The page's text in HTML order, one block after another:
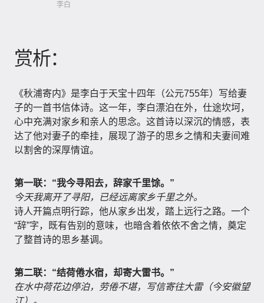
李白
赏析：
《秋浦寄内》是李白于天宝十四年（公元755年）写给妻
子的一首书信体诗。这一年，李白漂泊在外，仕途坎坷，
心中充满对家乡和亲人的思念。这首诗以深沉的情感，表
达了他对妻子的牵挂，展现了游子的思乡之情和夫妻间难
以割舍的深厚情谊。
第一联：“我今寻阳去，辞家千里馀。”
今天我离开了寻阳，已经远离家乡千里之外。
诗人开篇点明行踪，他从家乡出发，踏上远行之路。一个
“辞”字，既有告别的意味，也暗含着依依不舍之情，奠定
了整首诗的思乡基调。
第二联：“结荷倦水宿，却寄大雷书。”
在水中荷花边停泊，劳倦不堪，写信寄往大雷（今安徽望
江）。